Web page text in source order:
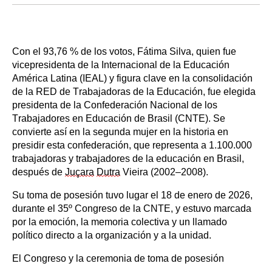
Con el 93,76 % de los votos, Fátima Silva, quien fue
vicepresidenta de la Internacional de la Educación
América Latina (IEAL) y figura clave en la consolidación
de la RED de Trabajadoras de la Educación, fue elegida
presidenta de la Confederación Nacional de los
Trabajadores en Educación de Brasil (CNTE). Se
convierte así en la segunda mujer en la historia en
presidir esta confederación, que representa a 1.100.000
trabajadoras y trabajadores de la educación en Brasil,
después de Juçara Dutra Vieira (2002–2008).
Su toma de posesión tuvo lugar el 18 de enero de 2026,
durante el 35º Congreso de la CNTE, y estuvo marcada
por la emoción, la memoria colectiva y un llamado
político directo a la organización y a la unidad.
El Congreso y la ceremonia de toma de posesión